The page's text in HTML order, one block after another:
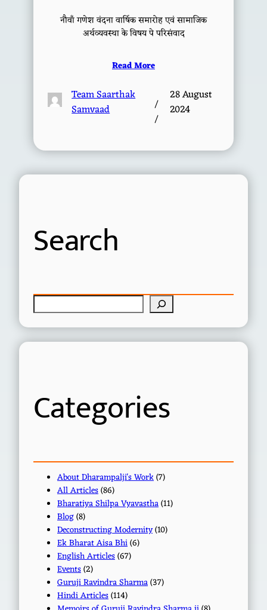
नौवाँ गणेश वंदना वार्षिक समारोह एवं सामाजिक
अर्थव्यवस्था के विषय पे परिसंवाद
Read More
Team Saarthak
Samvaad
/
/
28 August
2024
Search
S
e
a
r
Categories
About Dharampalji's Work(7)
All Articles(86)
Bharatiya Shilpa Vyavastha(11)
Blog(8)
Deconstructing Modernity(10)
Ek Bharat Aisa Bhi(6)
English Articles(67)
Events(2)
Guruji Ravindra Sharma(37)
Hindi Articles(114)